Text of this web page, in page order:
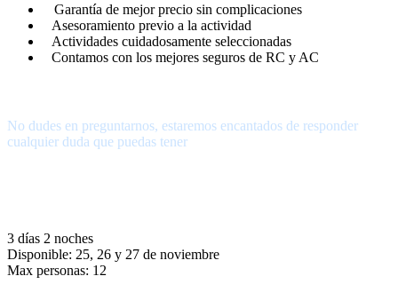
Garantía de mejor precio sin complicaciones
Asesoramiento previo a la actividad
Actividades cuidadosamente seleccionadas
Contamos con los mejores seguros de RC y AC
No dudes en preguntarnos, estaremos encantados de responder
cualquier duda que puedas tener
3 días 2 noches
Disponible: 25, 26 y 27 de noviembre
Max personas: 12